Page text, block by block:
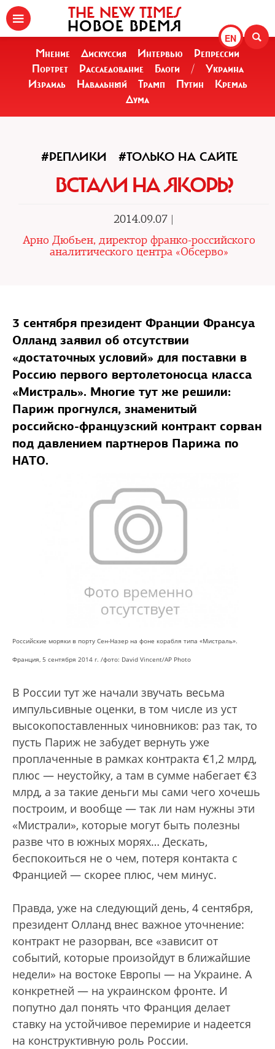
EN
THE NEW TIMES
НОВОЕ ВРЕМЯ
Мнение Дискуссия Интервью
Репрессии
Портрет
Расследование Блоги /
Украина
Израиль
Навальный Трамп Путин
Кремль
Дума
#РЕПЛИКИ #ТОЛЬКО НА САЙТЕ
ВСТАЛИ НА ЯКОРЬ?
2014.09.07 |
Арно Дюбьен, директор франко-российского
аналитического центра «Обсерво»
3 сентября президент Франции Франсуа
Олланд заявил об отсутствии
«достаточных условий» для поставки в
Россию первого вертолетоносца класса
«Мистраль». Многие тут же решили:
Париж прогнулся, знаменитый
российско-французский контракт сорван
под давлением партнеров Парижа по
НАТО.
Российские моряки в порту Сен-Назер на фоне корабля типа «Мистраль».
Франция, 5 сентября 2014 г. /фото: David Vincent/AP Photo
В России тут же начали звучать весьма
импульсивные оценки, в том числе из уст
высокопоставленных чиновников: раз так, то
пусть Париж не забудет вернуть уже
проплаченные в рамках контракта €1,2 млрд,
плюс — неустойку, а там в сумме набегает €3
млрд, а за такие деньги мы сами чего хочешь
построим, и вообще — так ли нам нужны эти
«Мистрали», которые могут быть полезны
разве что в южных морях… Дескать,
беспокоиться не о чем, потеря контакта с
Францией — скорее плюс, чем минус.
Правда, уже на следующий день, 4 сентября,
президент Олланд внес важное уточнение:
контракт не разорван, все «зависит от
событий, которые произойдут в ближайшие
недели» на востоке Европы — на Украине. А
конкретней — на украинском фронте. И
попутно дал понять что Франция делает
ставку на устойчивое перемирие и надеется
на конструктивную роль России.